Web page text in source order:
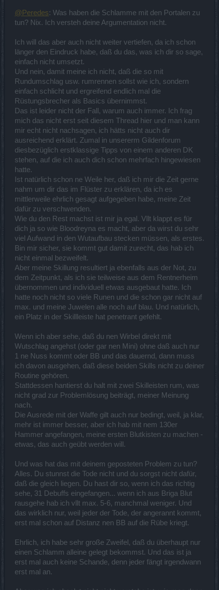
@Peredes: Was haben die Schlamme mit den Portalen zu
tun? Nix. Ich versteh deine Argumentation nicht.
Ich will das aber auch nicht weiter vertiefen, da ich schon
länger den Eindruck habe, daß du das, was ich dir so sage,
einfach nicht umsetzt.
Und nein, damit meine ich nicht, daß die so mit
Rundumschlag usw. rumrennen sollst wie ich, sondern
einfach schlicht und ergreifend endlich mal die
Rüstungsbrecher als Basics übernimmst.
Das ist leider nicht der Fall, warum auch immer. Ich frag
mich das nicht erst seit diesem Thread hier und man kann
mir echt nicht nachsagen, ich hätts nicht auch dir
ausreichend erklärt. Zumal in unsererm Gildenforum
diesbezüglich erstklassige Tipps von einem anderen DK
stehen, auf die ich auch dich schon mehrfach hingewiesen
hatte.
Ist natürlich schon ne Weile her, daß ich mir die Zeit gerne
nahm um dir das im Flüster zu erklären, da ich es
mittlerweile ehrlich gesagt aufgegeben habe, meine Zeit
dafür zu verschwenden.
Wie du den Rest machst ist mir ja egal. Vllt klappt es für
dich ja so wie Bloodreyna es macht, aber da wirst du sehr
viel Aufwand in den Wutaufbau stecken müssen, als erstes.
Bin mir sicher, sie kommt gut damit zurecht, das hab ich
nicht einmal bezweifelt.
Aber meine Skillung resultiert ja ebenfalls aus der Not, zu
dem Zeitpunkt, als ich sie teilweise aus dem Rentnerheim
übernommen und individuell etwas ausgebaut hatte. Ich
hatte noch nicht so viele Runen und die schon gar nicht auf
max. und meine Juwelen alle noch auf blau. Und natürlich,
ein Platz in der Skillleiste hat penetrant gefehlt.
Wenn ich aber sehe, daß du nen Wirbel direkt mit
Wutschlag angehst (oder gar nen Mini) ohne daß auch nur
1 ne Nuss kommt oder BB und das dauernd, dann muss
ich davon ausgehen, daß diese beiden Skills nicht zu deiner
Routine gehören.
Stattdessen hantierst du halt mit zwei Skilleisten rum, was
nicht grad zur Problemlösung beiträgt, meiner Meinung
nach.
Die Ausrede mit der Waffe gilt auch nur bedingt, weil, ja klar,
mehr ist immer besser, aber ich hab mit nem 130er
Hammer angefangen, meine ersten Blutkisten zu machen -
etwas, das auch geübt werden will.
Und was hat das mit deinem geposteten Problem zu tun?
Alles. Du stunnst die Tode nicht und du sorgst nicht dafür,
daß die gleich liegen. Du hast dir so, wenn ich das richtig
sehe, 31 Debuffs eingefangen... wenn ich aus Briga Blut
rausgehe hab ich vllt max. 5-6, manchmal weniger. Und
das wirklich nur, weil jeder der Tode, der angerannt kommt,
erst mal schon auf Distanz nen BB auf die Rübe kriegt.
Ehrlich, ich habe sehr große Zweifel, daß du überhaupt nur
einen Schlamm alleine gelegt bekommst. Und das ist ja
erst mal auch keine Schande, denn jeder fängt irgendwann
erst mal an.